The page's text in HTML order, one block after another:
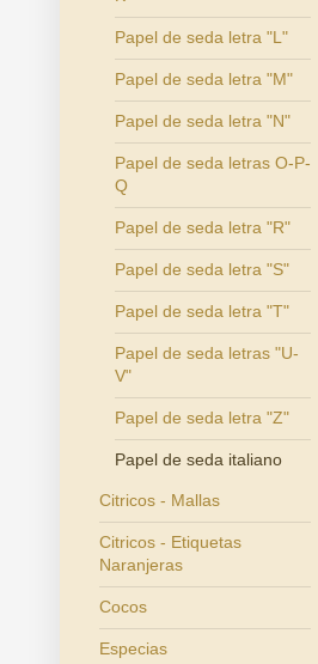
Papel de seda letra "L"
Papel de seda letra "M"
Papel de seda letra "N"
Papel de seda letras O-P-
Q
Papel de seda letra "R"
Papel de seda letra "S"
Papel de seda letra "T"
Papel de seda letras "U-
V"
Papel de seda letra "Z"
Papel de seda italiano
Citricos - Mallas
Citricos - Etiquetas
Naranjeras
Cocos
Especias